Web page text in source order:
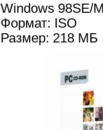
Windows 98SE/
Формат: ISO
Размер: 218 МБ